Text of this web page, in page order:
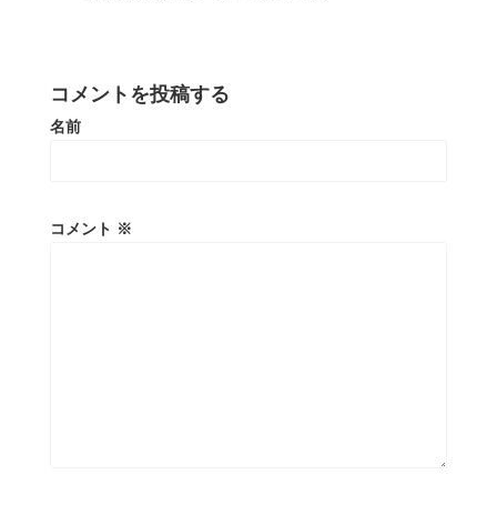
コメントを投稿する
名前
コメント ※